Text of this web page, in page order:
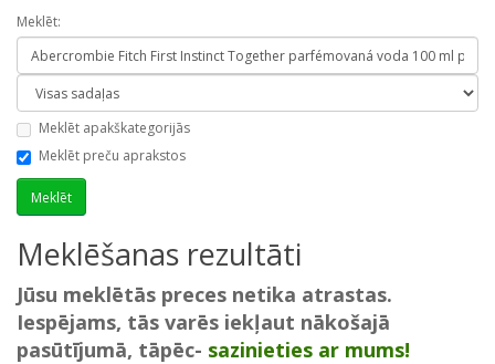
Meklēt:
Meklēt apakškategorijās
Meklēt preču aprakstos
Meklēšanas rezultāti
Jūsu meklētās preces netika atrastas.
Iespējams, tās varēs iekļaut nākošajā
pasūtījumā, tāpēc- sazinieties ar mums!